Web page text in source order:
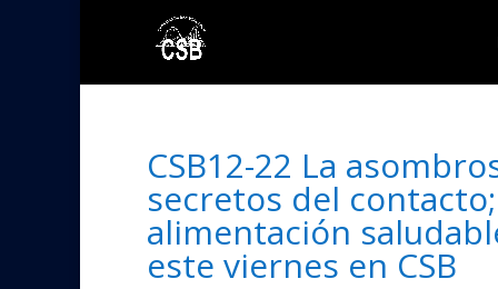
CSB12-22 La
secretos del
alimentación
este viernes en CSB